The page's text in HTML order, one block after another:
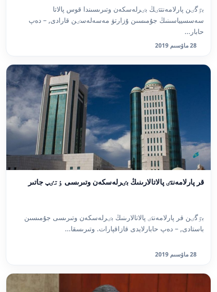
بٷگٸن پارلامەنتتٸڭ بٸرلەسكەن وتىرىسىندا قوس پالاتا
سەسسيياسىنىڭ جۇمىسىن ۇزارتۋ مەسەلەسٸن قارادى, – دەپ
حابار...
28 ماۋسىم 2019
قر پارلامەنتٸ پالاتالارىنىڭ بٸرلەسكەن وتىرىسى ٶتٸپ جاتىر
بٷگٸن قر پارلامەنتٸ پالاتالارىنىڭ بٸرلەسكەن وتىرىسى جۇمىسىن
باستادى, – دەپ حابارلايدى قازاقپارات. وتىرىسقا...
28 ماۋسىم 2019